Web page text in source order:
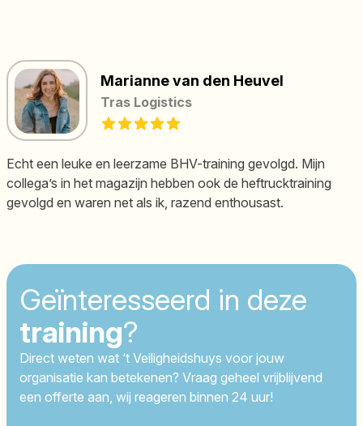
Marianne van den Heuvel
Tras Logistics
Echt een leuke en leerzame BHV-training gevolgd. Mijn
collega’s in het magazijn hebben ook de heftrucktraining
gevolgd en waren net als ik, razend enthousast.
Geïnteresseerd in deze
training?
Direct weten wat ‘t Veiligheidshuys voor jouw
organisatie kan betekenen? Vraag geheel vrijblijvend
een offerte aan, wij reageren binnen 24 uur!